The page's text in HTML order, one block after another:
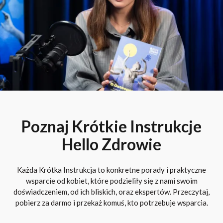
Poznaj Krótkie Instrukcje
Hello Zdrowie
Każda Krótka Instrukcja to konkretne porady i praktyczne
wsparcie od kobiet, które podzieliły się z nami swoim
doświadczeniem, od ich bliskich, oraz ekspertów. Przeczytaj,
pobierz za darmo i przekaż komuś, kto potrzebuje wsparcia.